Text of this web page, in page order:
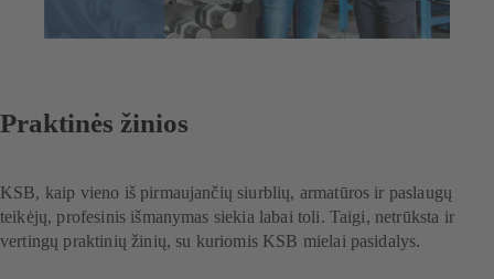
Praktinės žinios
KSB, kaip vieno iš pirmaujančių siurblių, armatūros ir paslaugų
teikėjų, profesinis išmanymas siekia labai toli. Taigi, netrūksta ir
vertingų praktinių žinių, su kuriomis KSB mielai pasidalys.